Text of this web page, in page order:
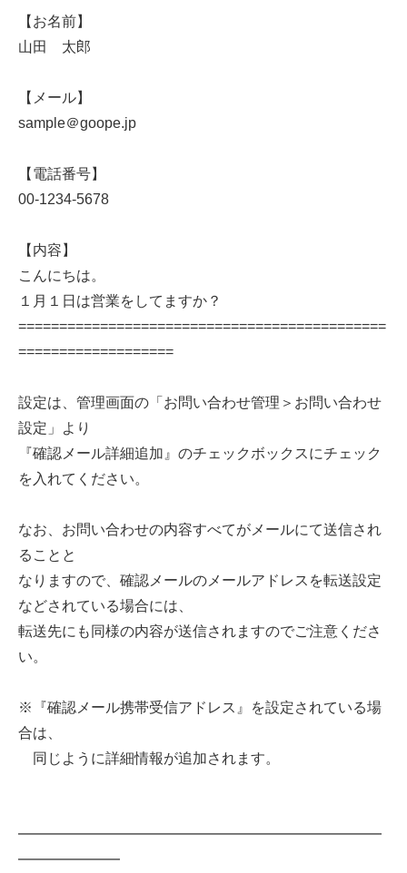
【お名前】
山田 太郎
【メール】
sample＠goope.jp
【電話番号】
00-1234-5678
【内容】
こんにちは。
１月１日は営業をしてますか？
=============================================
===================
設定は、管理画面の「お問い合わせ管理＞お問い合わせ
設定」より
『確認メール詳細追加』のチェックボックスにチェック
を入れてください。
なお、お問い合わせの内容すべてがメールにて送信され
ることと
なりますので、確認メールのメールアドレスを転送設定
などされている場合には、
転送先にも同様の内容が送信されますのでご注意くださ
い。
※『確認メール携帯受信アドレス』を設定されている場
合は、
同じように詳細情報が追加されます。
━━━━━━━━━━━━━━━━━━━━━━━━━
━━━━━━━